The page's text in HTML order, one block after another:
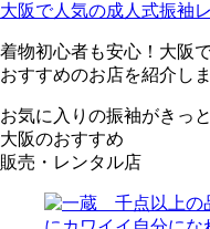
大阪で人気の成人式振袖
着物初心者も安心！大阪
おすすめのお店を紹介し
お気に入りの振袖がきっ
大阪のおすすめ
販売・レンタル店